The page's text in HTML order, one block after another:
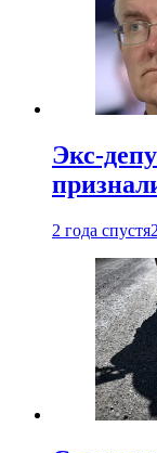
Экс-
2 года спустя